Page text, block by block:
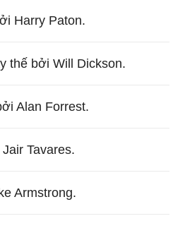
Harry Paton.
thế bởi Will Dickson.
Alan Forrest.
Tavares.
Armstrong.